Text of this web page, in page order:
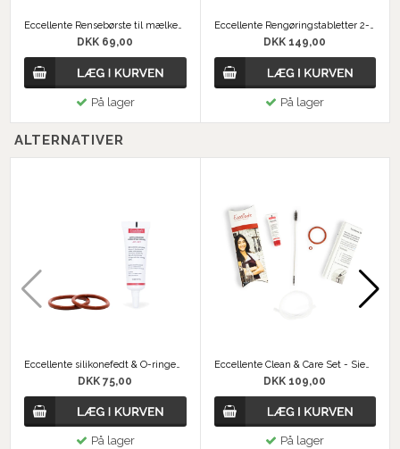
Eccellente Rensebørste til mælkeslanger (x2)
DKK 69,00
På lager
Eccellente Rengøringstabletter 2-i-1 (25 stk)
DKK 149,00
På lager
ALTERNATIVER
DKK 75,00
På lager
Eccellente Clean & Care Set - Siemens Bosch
DKK 109,00
På lager